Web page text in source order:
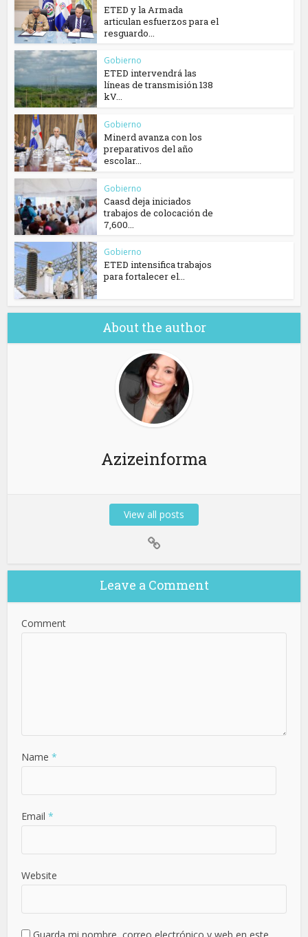
ETED y la Armada
articulan esfuerzos para el
resguardo...
Gobierno
ETED intervendrá las
líneas de transmisión 138
kV...
Gobierno
Minerd avanza con los
preparativos del año
escolar...
Gobierno
Caasd deja iniciados
trabajos de colocación de
7,600...
Gobierno
ETED intensifica trabajos
para fortalecer el...
About the author
Azizeinforma
View all posts
Leave a Comment
Comment
Name *
Email *
Website